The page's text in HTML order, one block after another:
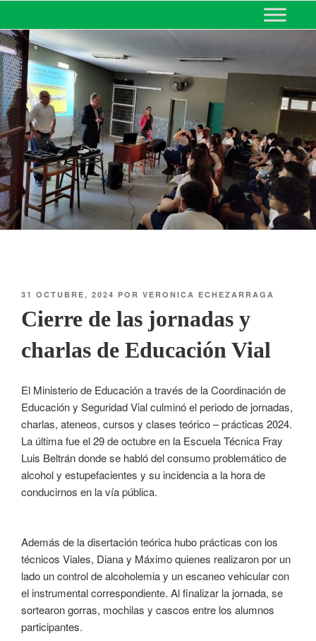
MINISTERIO DE EDUCACIÓN
DE CORRIENTES
31 OCTUBRE, 2024 POR VERONICA ECHEZARRAGA
Cierre de las jornadas y
charlas de Educación Vial
El Ministerio de Educación a través de la Coordinación de
Educación y Seguridad Vial culminó el periodo de jornadas,
charlas, ateneos, cursos y clases teórico – prácticas 2024.
La última fue el 29 de octubre en la Escuela Técnica Fray
Luis Beltrán donde se habló del consumo problemático de
alcohol y estupefacientes y su incidencia a la hora de
conducirnos en la vía pública.
Además de la disertación teórica hubo prácticas con los
técnicos Viales, Diana y Máximo quienes realizaron por un
lado un control de alcoholemia y un escaneo vehicular con
el instrumental correspondiente. Al finalizar la jornada, se
sortearon gorras, mochilas y cascos entre los alumnos
participantes.